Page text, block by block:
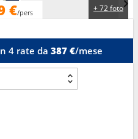
+ 72 foto
€/pers
4 rate da 387 €/mese
Compagnie